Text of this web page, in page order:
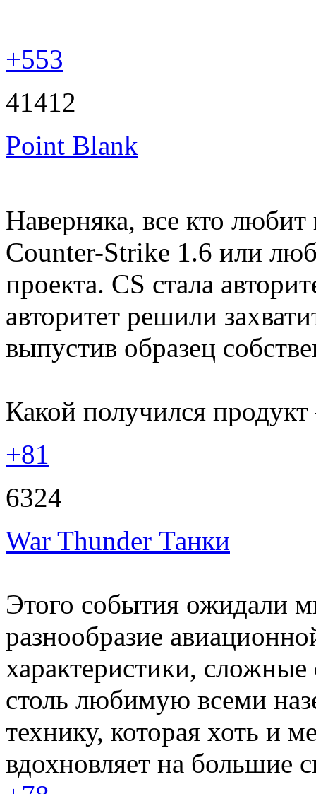
+553
41412
Point Blank
Наверняка, все кто
Counter-Strike 1.6 или
проекта. CS стала
авторитет решили
выпустив образец
Какой получился
+81
6324
War Thunder Танки
Этого события ожидали
разнообразие
характеристики,
столь любимую всеми
технику, которая хоть и
вдохновляет на большие